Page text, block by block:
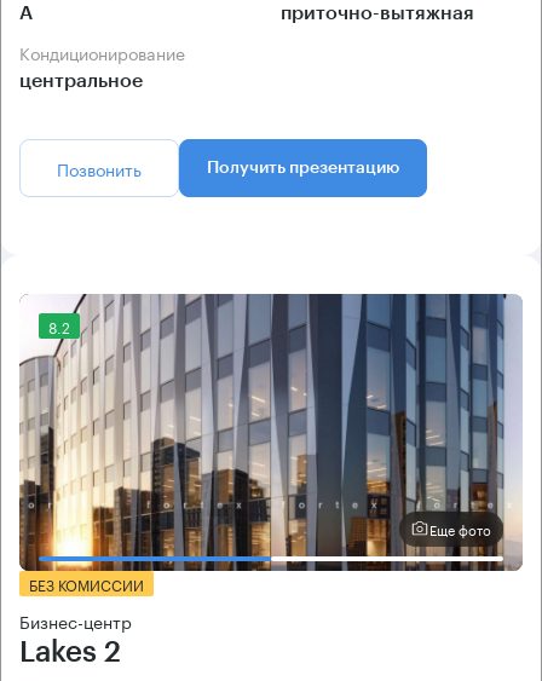
А приточно-вытяжная
Кондиционирование
центральное
Позвонить Получить презентацию
8.2
Еще фото
БЕЗ КОМИССИИ
Бизнес-центр
Lakes 2